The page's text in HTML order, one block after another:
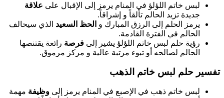
لبس خاتم اللؤلؤ في المنام يرمز إلى الإقبال على علاقة
جديدة تزيد الحالم تألقاً و إشراقاً.
يرمز الحلم إلى الرزق المبارك و الحظ السعيد الذي سيحالف
الحالم في الفترة القادمة.
رؤية حلم لبس خاتم اللؤلؤ يشير إلى فرصة رائعة يقتنصها
الحالم لصالحه أو تبوء مرتبة عالية و مركز مرموق.
تفسير حلم لبس خاتم الذهب
لبس خاتم ذهب في الإصبع في المنام يرمز إلى وظيفة مهمة